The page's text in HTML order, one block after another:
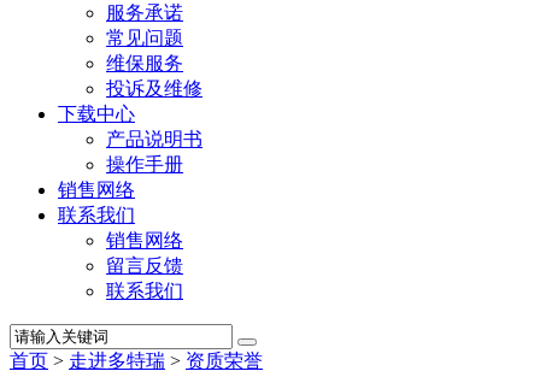
服务承诺
常见问题
维保服务
投诉及维修
下载中心
产品说明书
操作手册
销售网络
联系我们
销售网络
留言反馈
联系我们
首页 > 走进多特瑞 > 资质荣誉